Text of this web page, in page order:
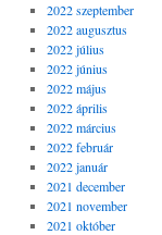
2022 szeptember
2022 augusztus
2022 július
2022 június
2022 május
2022 április
2022 március
2022 február
2022 január
2021 december
2021 november
2021 október